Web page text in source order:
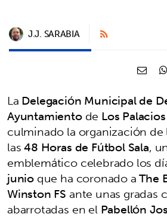
J.J. SARABIA
LaDelegación Municipal de
Ayuntamientode Los
culminado la organización de
las48 Horas de Fútbol Sala,
emblemático celebrado los
junioque ha coronado aThe
Winston FSante unas gradas
abarrotadas en elPabellón